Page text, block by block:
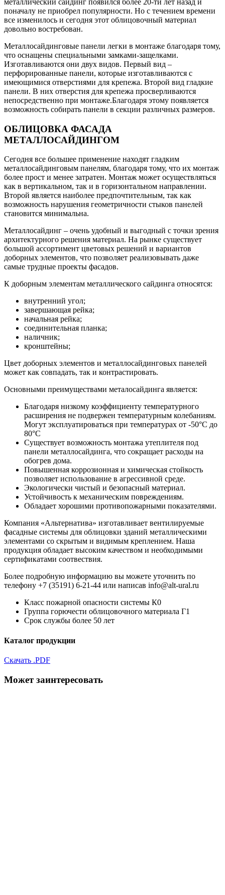
поначалу не приобрел популярности. Но с течением времени
все изменилось и сегодня этот облицовочный материал
довольно востребован.
Металлосайдинговые панели легки в монтаже благодаря тому,
что оснащены специальными замками-защелками.
Изготавливаются они двух видов. Первый вид –
перфорированные панели, которые изготавливаются с
имеющимися отверстиями для крепежа. Второй вид гладкие
панели. В них отверстия для крепежа просверливаются
непосредственно при монтаже.Благодаря этому появляется
возможность собирать панели в секции различных размеров.
ОБЛИЦОВКА ФАСАДА
МЕТАЛЛОСАЙДИНГОМ
Сегодня все большее применение находят гладким
металлосайдинговым панелям, благодаря тому, что их монтаж
более прост и менее затратен. Монтаж может осуществляться
как в вертикальном, так и в горизонтальном направлении.
Второй является наиболее предпочтительным, так как
возможность нарушения геометричности стыков панелей
становится минимальна.
Металлосайдинг – очень удобный и выгодный с точки зрения
архитектурного решения материал. На рынке существует
большой ассортимент цветовых решений и вариантов
доборных элементов, что позволяет реализовывать даже
самые трудные проекты фасадов.
К доборным элементам металлического сайдинга относятся:
внутренний угол;
завершающая рейка;
начальная рейка;
соединительная планка;
наличник;
кронштейны;
Цвет доборных элементов и металлосайдинговых панелей
может как совпадать, так и контрастировать.
Основными преимуществами металосайдинга является:
Благодаря низкому коэффициенту температурного
расширения не подвержен температурным колебаниям.
Могут эксплуатироваться при температурах от -50°С до
80°С
Существует возможность монтажа утеплителя под
панели металлосайдинга, что сокращает расходы на
обогрев дома.
Повышенная коррозионная и химическая стойкость
позволяет использование в агрессивной среде.
Экологически чистый и безопасный материал.
Устойчивость к механическим повреждениям.
Обладает хорошими противопожарными показателями.
Компания «Альтернатива» изготавливает вентилируемые
фасадные системы для облицовки зданий металлическими
элементами со скрытым и видимым креплением. Наша
продукция обладает высоким качеством и необходимыми
сертификатами соотвествия.
Более подробную информацию вы можете уточнить по
телефону +7 (35191) 6-21-44 или написав info@alt-ural.ru
Класс пожарной опасности системы К0
Группа горючести облицовочного материала Г1
Срок службы более 50 лет
Каталог продукции
Скачать .PDF
Может заинтересовать